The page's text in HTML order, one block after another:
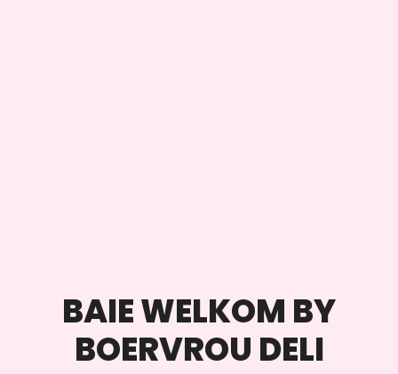
BAIE WELKOM BY
BOERVROU DELI